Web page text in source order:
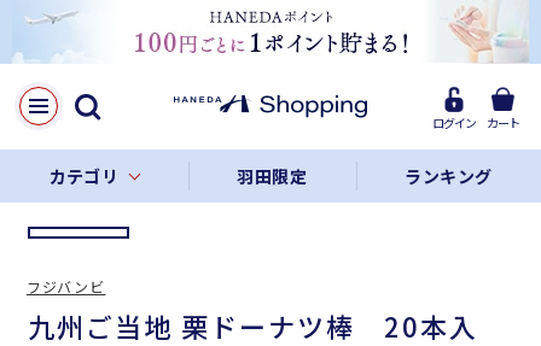
ログイン カート
カテゴリ 羽田限定 ランキング
LINE
Facebook
リンクをコピー
九州ご当地 栗ドーナツ棒 20本入
フジバンビ